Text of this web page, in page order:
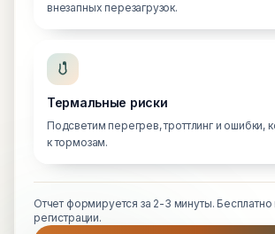
внезапных перезагрузок.
Термальные риски
Подсветим перегрев, троттлинг и ошибки,
к тормозам.
Отчет формируется за 2-3 минуты. Бесплатно
регистрации.